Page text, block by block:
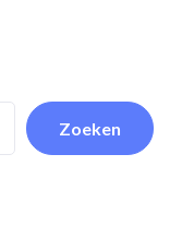
Zoeken